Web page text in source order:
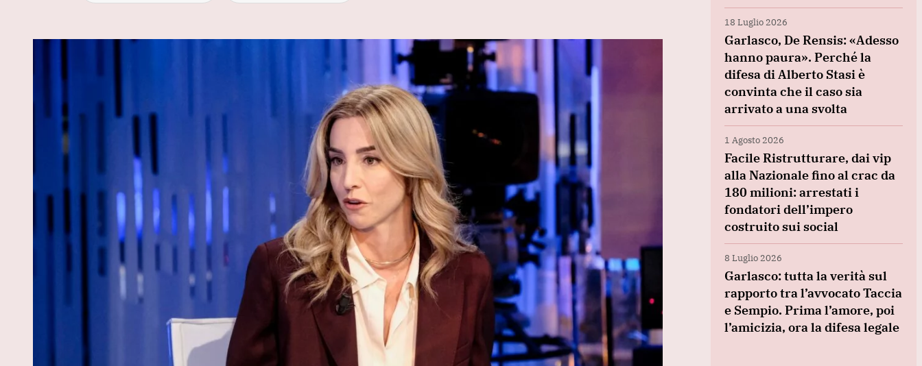
18 Luglio 2026
Garlasco, De Rensis: «Adesso
hanno paura». Perché la
difesa di Alberto Stasi è
convinta che il caso sia
arrivato a una svolta
1 Agosto 2026
Facile Ristrutturare, dai vip
alla Nazionale fino al crac da
180 milioni: arrestati i
fondatori dell’impero
costruito sui social
8 Luglio 2026
Garlasco: tutta la verità sul
rapporto tra l’avvocato Taccia
e Sempio. Prima l’amore, poi
l’amicizia, ora la difesa legale